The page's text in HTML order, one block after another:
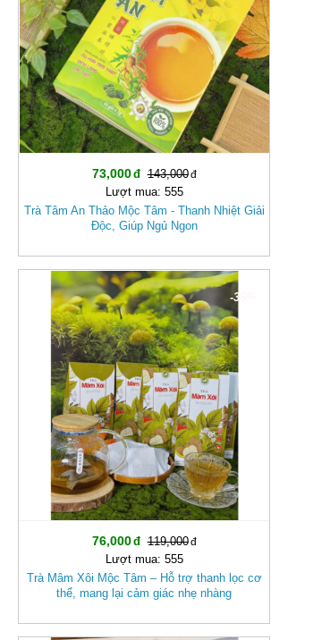
73,000
143,000
Lượt mua: 555
Trà Tâm An Thảo Mộc Tâm - Thanh Nhiệt Giải
Độc, Giúp Ngủ Ngon
-36%
76,000
119,000
Lượt mua: 555
Trà Mâm Xôi Mộc Tâm – Hỗ trợ thanh lọc cơ
thể, mang lại cảm giác nhẹ nhàng